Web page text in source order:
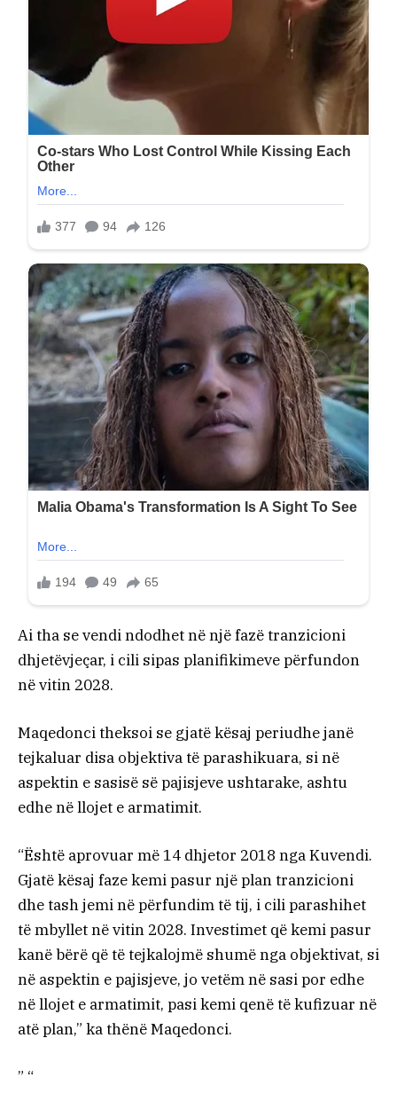
Ai tha se vendi ndodhet në një fazë tranzicioni
dhjetëvjeçar, i cili sipas planifikimeve përfundon
në vitin 2028.
Maqedonci theksoi se gjatë kësaj periudhe janë
tejkaluar disa objektiva të parashikuara, si në
aspektin e sasisë së pajisjeve ushtarake, ashtu
edhe në llojet e armatimit.
“Është aprovuar më 14 dhjetor 2018 nga Kuvendi.
Gjatë kësaj faze kemi pasur një plan tranzicioni
dhe tash jemi në përfundim të tij, i cili parashihet
të mbyllet në vitin 2028. Investimet që kemi pasur
kanë bërë që të tejkalojmë shumë nga objektivat, si
në aspektin e pajisjeve, jo vetëm në sasi por edhe
në llojet e armatimit, pasi kemi qenë të kufizuar në
atë plan,” ka thënë Maqedonci.
” “